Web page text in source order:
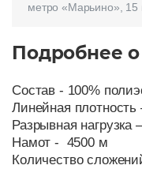
метро «Марьино», 15
Подробнее
Состав - 100%
Линейная плотность
Разрывная нагрузка
Намот - 4500 м
Количество